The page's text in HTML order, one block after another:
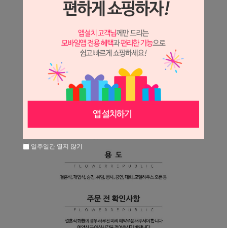
일주일간 열지 않기